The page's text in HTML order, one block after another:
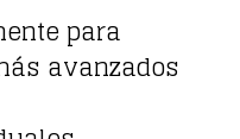
para
avanzados